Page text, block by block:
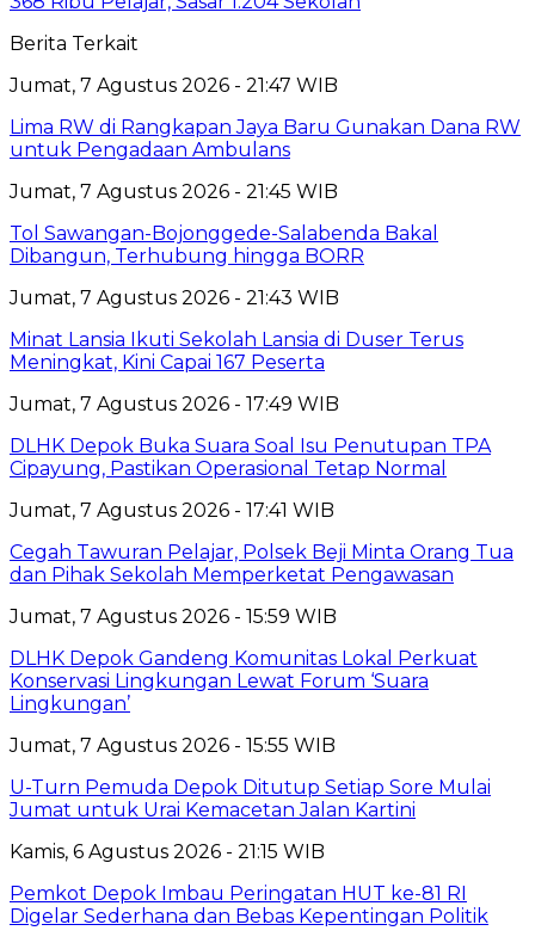
Berita Terkait
Jumat, 7 Agustus 2026 - 21:47 WIB
Lima RW di Rangkapan Jaya Baru Gunakan Dana RW
untuk Pengadaan Ambulans
Jumat, 7 Agustus 2026 - 21:45 WIB
Tol Sawangan-Bojonggede-Salabenda Bakal
Dibangun, Terhubung hingga BORR
Jumat, 7 Agustus 2026 - 21:43 WIB
Minat Lansia Ikuti Sekolah Lansia di Duser Terus
Meningkat, Kini Capai 167 Peserta
Jumat, 7 Agustus 2026 - 17:49 WIB
DLHK Depok Buka Suara Soal Isu Penutupan TPA
Cipayung, Pastikan Operasional Tetap Normal
Jumat, 7 Agustus 2026 - 17:41 WIB
Cegah Tawuran Pelajar, Polsek Beji Minta Orang Tua
dan Pihak Sekolah Memperketat Pengawasan
Jumat, 7 Agustus 2026 - 15:59 WIB
DLHK Depok Gandeng Komunitas Lokal Perkuat
Konservasi Lingkungan Lewat Forum ‘Suara
Lingkungan’
Jumat, 7 Agustus 2026 - 15:55 WIB
U-Turn Pemuda Depok Ditutup Setiap Sore Mulai
Jumat untuk Urai Kemacetan Jalan Kartini
Kamis, 6 Agustus 2026 - 21:15 WIB
Pemkot Depok Imbau Peringatan HUT ke-81 RI
Digelar Sederhana dan Bebas Kepentingan Politik